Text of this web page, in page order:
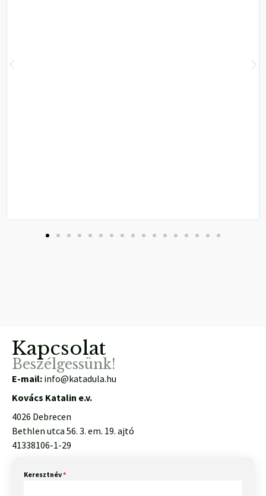
Kapcsolat
Beszélgessünk!
E-mail: info@katadula.hu
Kovács Katalin e.v.
4026 Debrecen
Bethlen utca 56. 3. em. 19. ajtó
41338106-1-29
Keresztnév*